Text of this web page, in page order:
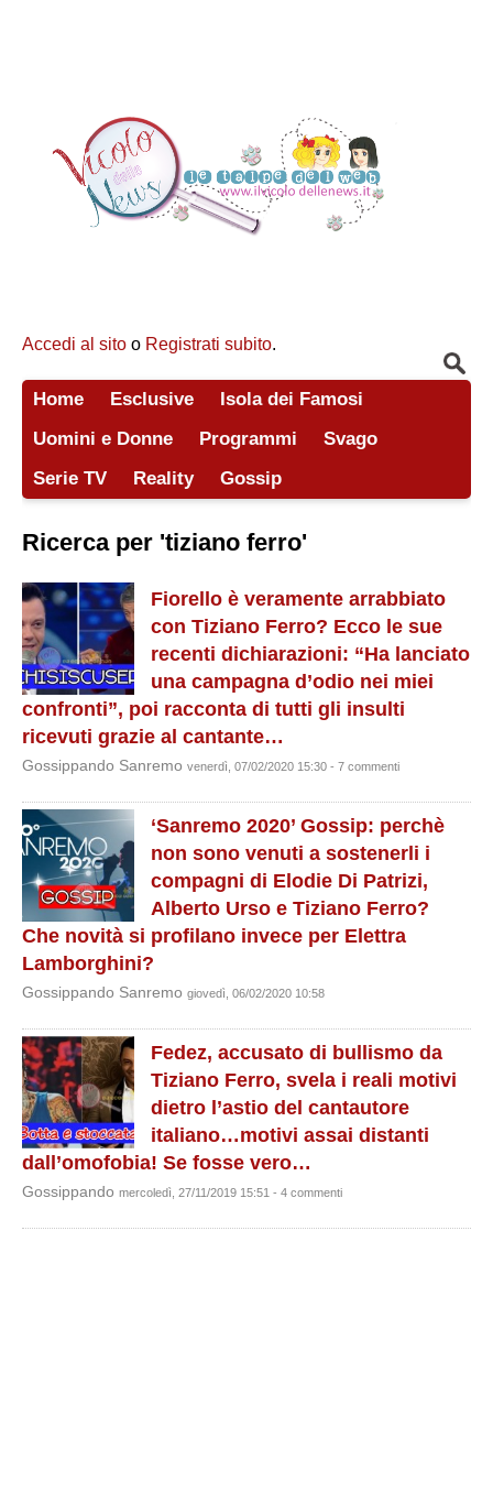
Accedi al sito o Registrati subito.
Home Esclusive
Isola dei Famosi
Uomini e Donne
Programmi
Svago
Serie TV
Reality Gossip
Ricerca per 'tiziano ferro'
Fiorello è veramente arrabbiato
con Tiziano Ferro? Ecco le sue
recenti dichiarazioni: “Ha lanciato
una campagna d’odio nei miei
confronti”, poi racconta di tutti gli insulti
ricevuti grazie al cantante…
Gossippando Sanremo venerdì, 07/02/2020 15:30 - 7 commenti
‘Sanremo 2020’ Gossip: perchè
non sono venuti a sostenerli i
compagni di Elodie Di Patrizi,
Alberto Urso e Tiziano Ferro?
Che novità si profilano invece per Elettra
Lamborghini?
Gossippando Sanremo giovedì, 06/02/2020 10:58
Fedez, accusato di bullismo da
Tiziano Ferro, svela i reali motivi
dietro l’astio del cantautore
italiano…motivi assai distanti
dall’omofobia! Se fosse vero…
Gossippando mercoledì, 27/11/2019 15:51 - 4 commenti